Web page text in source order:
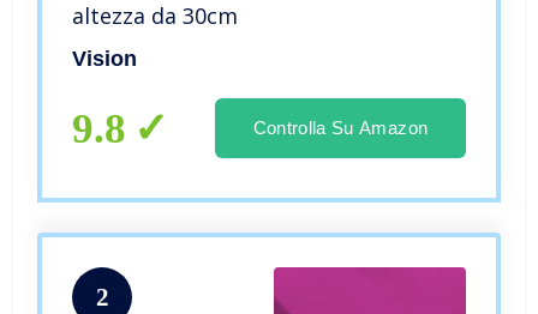
altezza da 30cm
Vision
9.8 Controlla Su Amazon
2